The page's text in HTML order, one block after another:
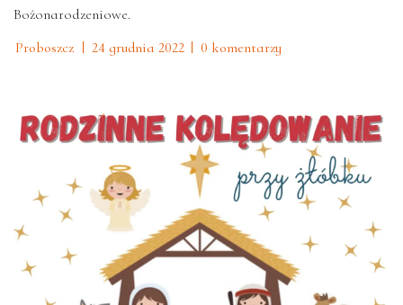
Bożonarodzeniowe.
Proboszcz
24 grudnia 2022 0 komentarzy